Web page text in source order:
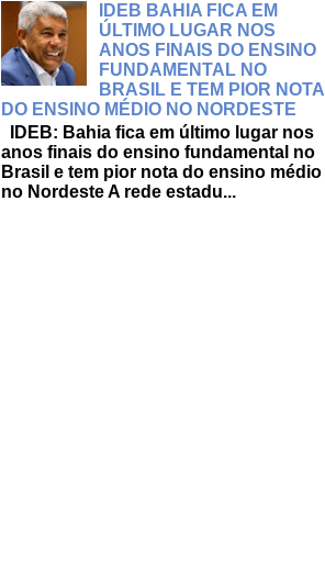
IDEB BAHIA FICA EM
ÚLTIMO LUGAR NOS
ANOS FINAIS DO ENSINO
FUNDAMENTAL NO
BRASIL E TEM PIOR NOTA
DO ENSINO MÉDIO NO NORDESTE
IDEB: Bahia fica em último lugar nos
anos finais do ensino fundamental no
Brasil e tem pior nota do ensino médio
no Nordeste A rede estadu...